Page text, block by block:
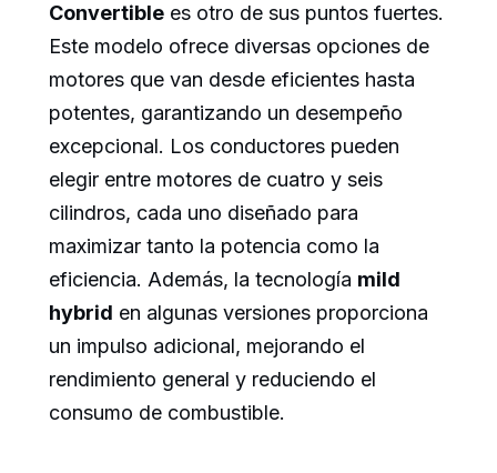
Convertible es otro de sus puntos fuertes.
Este modelo ofrece diversas opciones de
motores que van desde eficientes hasta
potentes, garantizando un desempeño
excepcional. Los conductores pueden
elegir entre motores de cuatro y seis
cilindros, cada uno diseñado para
maximizar tanto la potencia como la
eficiencia. Además, la tecnología mild
hybrid en algunas versiones proporciona
un impulso adicional, mejorando el
rendimiento general y reduciendo el
consumo de combustible.